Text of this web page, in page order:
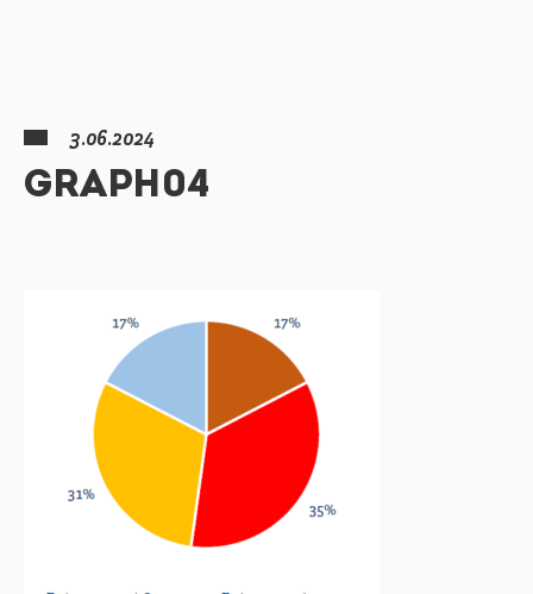
3.06.2024
GRAPH04